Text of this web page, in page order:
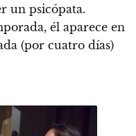
un psicópata.
él aparece en
(por cuatro días)